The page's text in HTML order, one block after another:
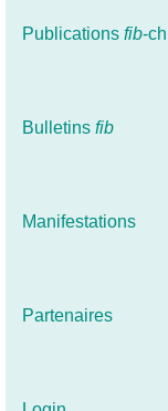
Publications fib-ch
Bulletins fib
Manifestations
Partenaires